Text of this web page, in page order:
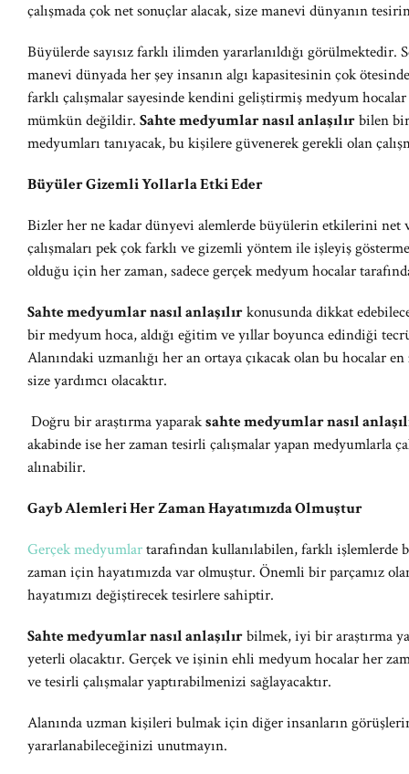
çalışmada çok net sonuçlar alacak, size manevi dünyanın
Büyülerde sayısız farklı ilimden yararlanıldığı
manevi dünyada her şey insanın algı kapasitesinin çok
farklı çalışmalar sayesinde kendini geliştirmiş medyum
mümkün değildir. Sahte medyumlar nasıl anlaşılırbilen
medyumları tanıyacak, bu kişilere güvenerek gerekli olan
Büyüler Gizemli Yollarla Etki Eder
Bizler her ne kadar dünyevi alemlerde büyülerin etkilerini net
çalışmaları pek çok farklı ve gizemli yöntem ile işleyiş
olduğu için her zaman, sadece gerçek medyum hocalar
Sahte medyumlar nasıl anlaşılırkonusunda dikkat
bir medyum hoca, aldığı eğitim ve yıllar boyunca edindiği
Alanındaki uzmanlığı her an ortaya çıkacak olan bu hocalar
size yardımcı olacaktır.
Doğru bir araştırma yaparaksahte medyumlar nasıl
akabinde ise her zaman tesirli çalışmalar yapan medyumlarla
alınabilir.
Gayb Alemleri Her Zaman Hayatımızda Olmuştur
Gerçek medyumlartarafından kullanılabilen, farklı işlemlerde
zaman için hayatımızda var olmuştur. Önemli bir parçamız
hayatımızı değiştirecek tesirlere sahiptir.
Sahte medyumlar nasıl anlaşılırbilmek, iyi bir araştırma
yeterli olacaktır. Gerçek ve işinin ehli medyum hocalar her
ve tesirli çalışmalar yaptırabilmenizi sağlayacaktır.
Alanında uzman kişileri bulmak için diğer insanların
yararlanabileceğinizi unutmayın.